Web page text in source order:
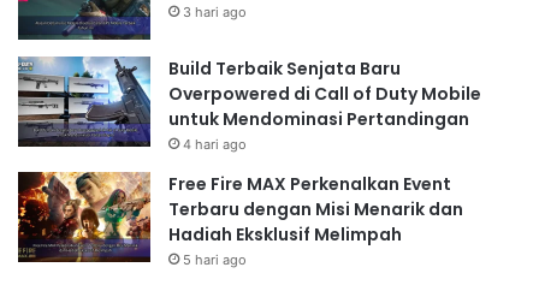
3 hari ago
Build Terbaik Senjata Baru
Overpowered di Call of Duty Mobile
untuk Mendominasi Pertandingan
4 hari ago
Free Fire MAX Perkenalkan Event
Terbaru dengan Misi Menarik dan
Hadiah Eksklusif Melimpah
5 hari ago